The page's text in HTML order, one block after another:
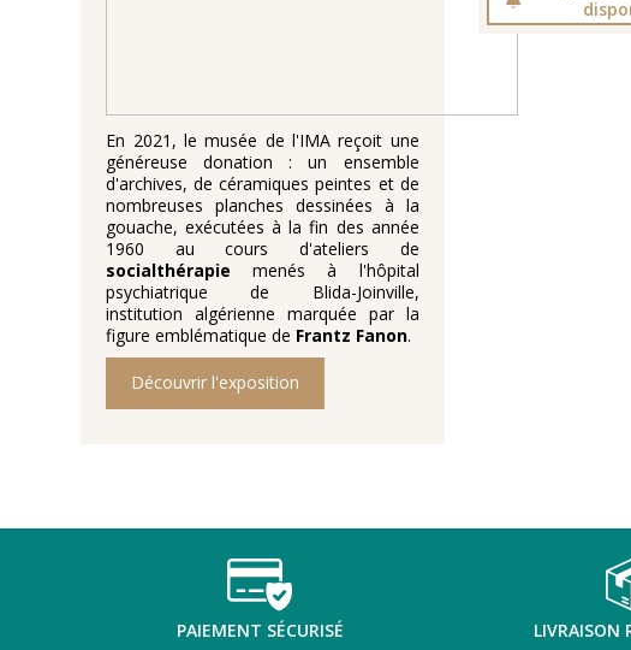
En 2021, le musée de l'IMA reçoit une
généreuse donation : un ensemble
d'archives, de céramiques peintes et de
nombreuses planches dessinées à la
gouache, exécutées à la fin des année
1960 au cours d'ateliers de
socialthérapiemenés à l'hôpital
psychiatrique de Blida-Joinville,
institution algérienne marquée par la
figure emblématique de Frantz Fanon.
Découvrir l'exposition
PAIEMENT SÉCURISÉ LIVRAISON